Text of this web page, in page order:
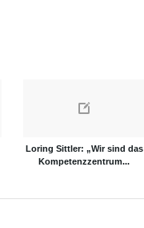
Loring Sittler: „Wir sind das
Kompetenzzentrum...